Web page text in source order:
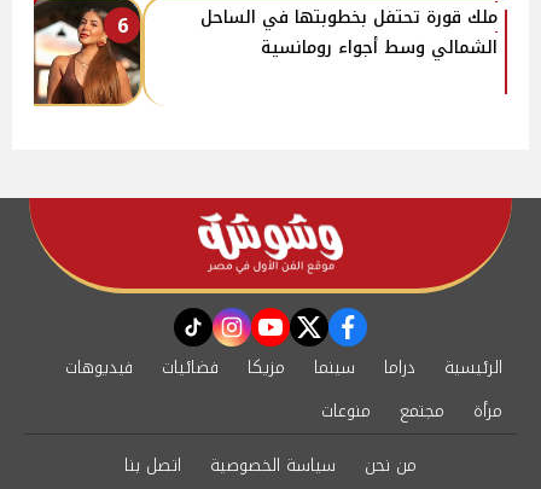
6
ملك قورة تحتفل بخطوبتها في الساحل
الشمالي وسط أجواء رومانسية
facebook
twitter
youtube
instagram
tiktok
الرئيسية دراما سينما مزيكا فضائيات
فيديوهات
مرأة
مجتمع
منوعات
من نحن
سياسة الخصوصية اتصل بنا